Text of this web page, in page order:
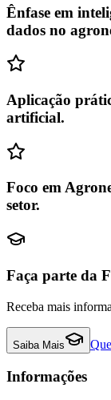
Ênfase em
dados no
Aplicação
artificial.
Foco em
setor.
Faça parte da
Receba mais
Saiba Mais
Informações